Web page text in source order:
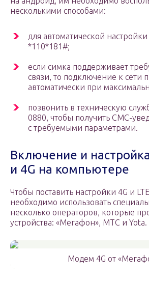
несколькими способами:
для автоматической
*110*181#;
если симка поддерживает
связи, то подключение к сети
автоматически при
позвонить в техническую
0880, чтобы получить СМС-
с требуемыми параметрами.
Включение и
и 4G на компьютере
Чтобы поставить настройки 4G и
необходимо использовать
несколько операторов, которые
устройства: «Мегафон», МТС и Yota.
Модем 4G от